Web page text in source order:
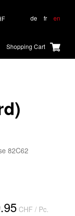
de fr en
Shopping Cart
82C62
CHF / Pc.